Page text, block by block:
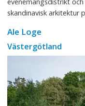
skandinavisk arkitektur
Ale Loge
Västergötland